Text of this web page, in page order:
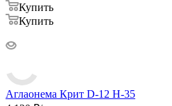
Купить
Купить
Аглаонема Крит D-12 H-35